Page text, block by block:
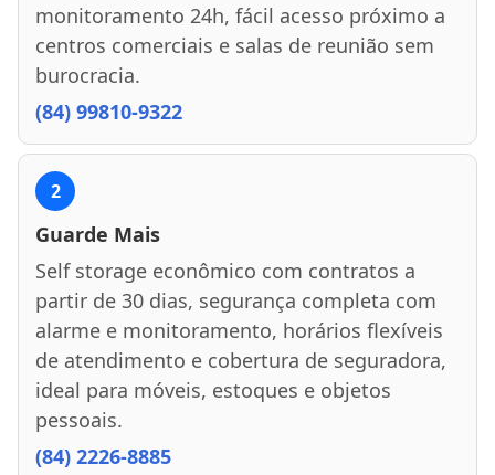
monitoramento 24h, fácil acesso próximo a
centros comerciais e salas de reunião sem
burocracia.
(84) 99810-9322
2
Guarde Mais
Self storage econômico com contratos a
partir de 30 dias, segurança completa com
alarme e monitoramento, horários flexíveis
de atendimento e cobertura de seguradora,
ideal para móveis, estoques e objetos
pessoais.
(84) 2226-8885